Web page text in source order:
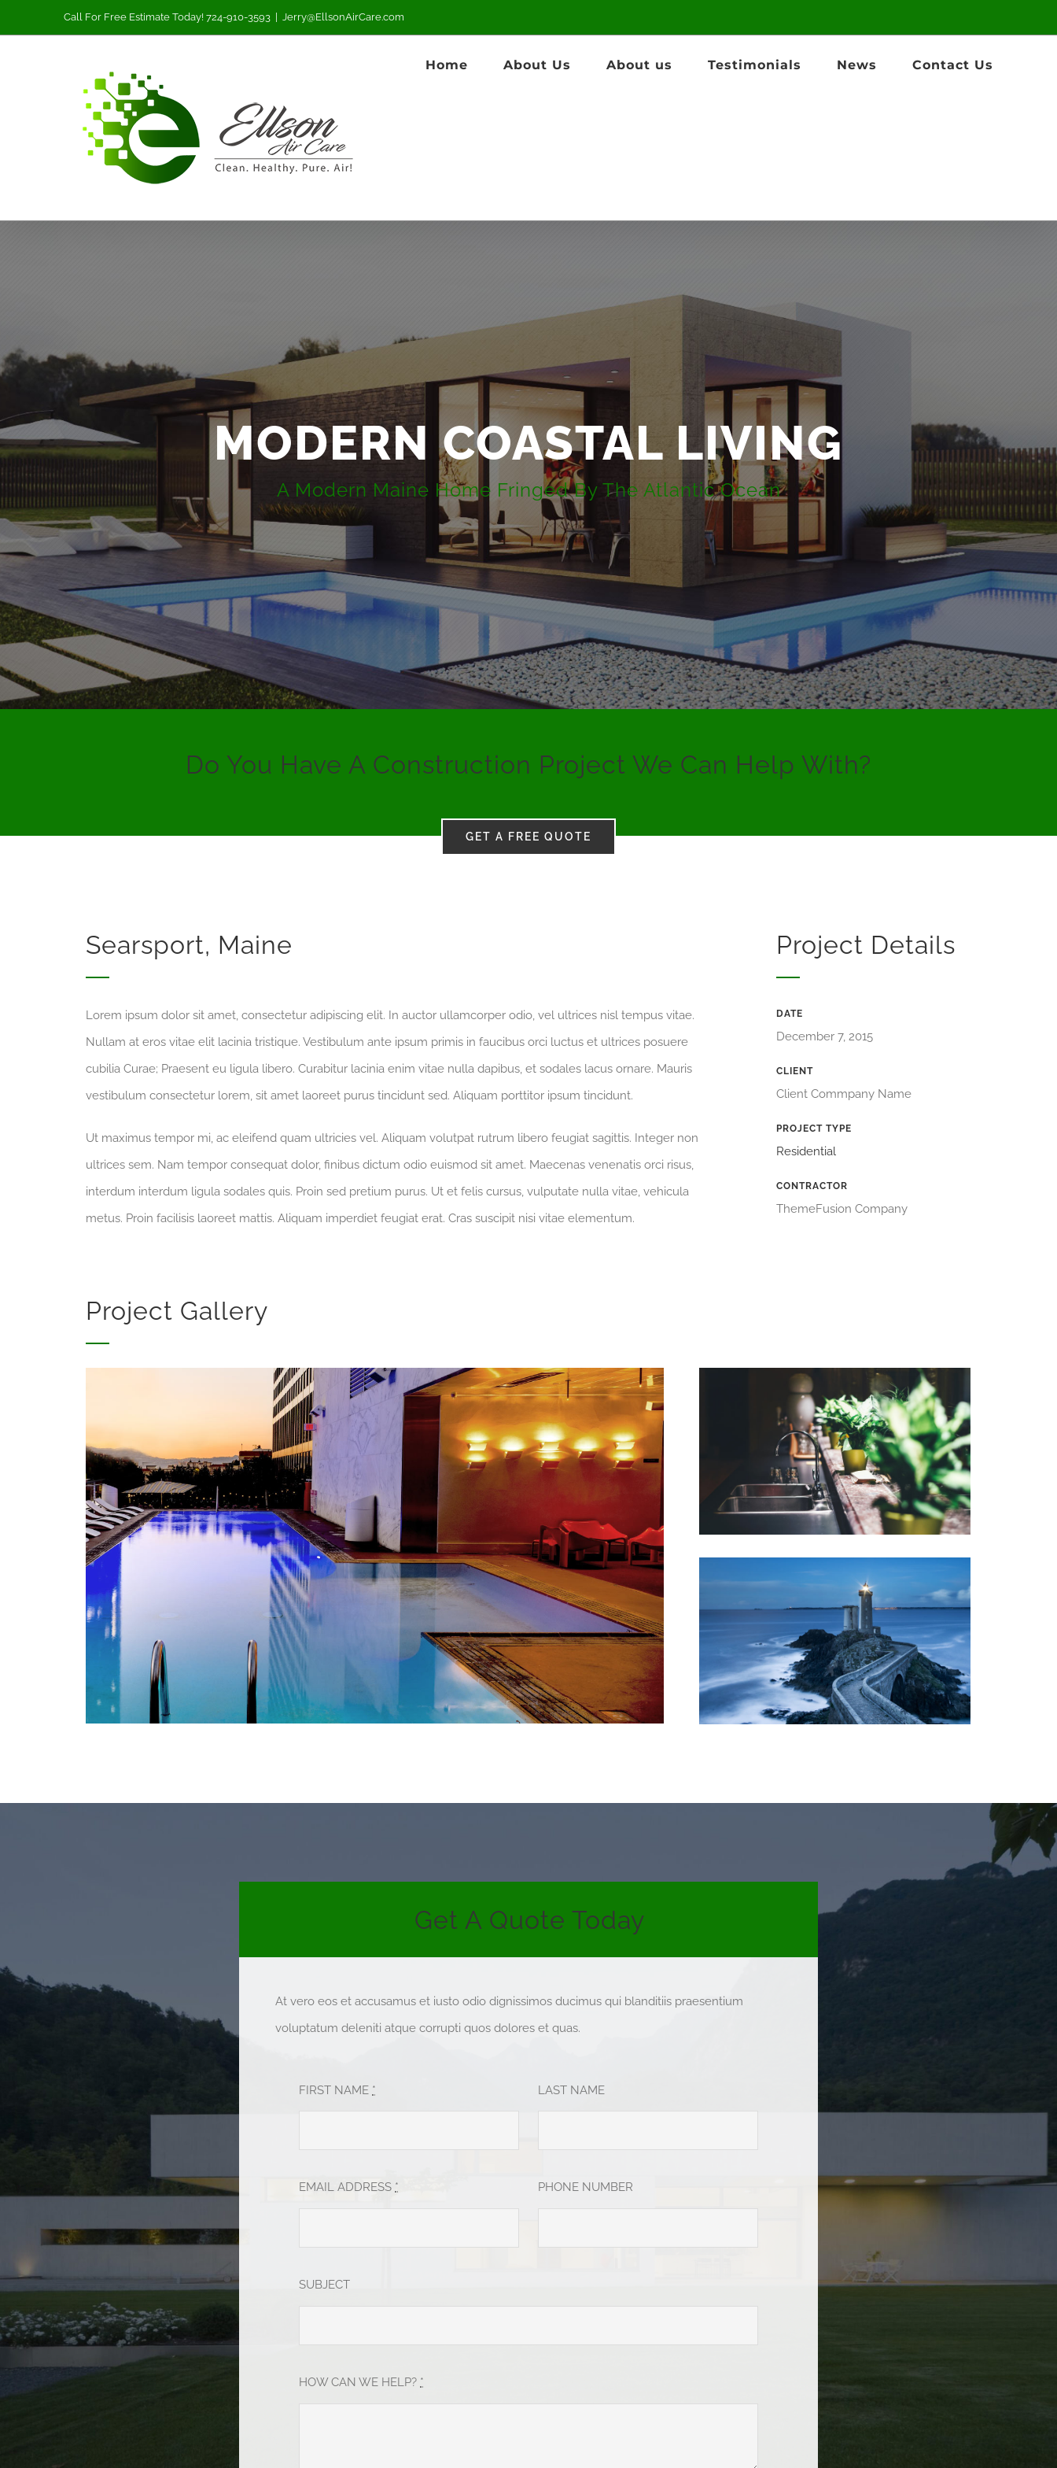
to
Call For Free Estimate Today! 724-910-3593 Jerry@EllsonAirCare.com
Home About Us About us Testimonials News Contact Us
MODERN COASTAL LIVING
A Modern Maine Home Fringed By The Atlantic Ocean
Do You Have A Construction Project We Can Help With?
GET A FREE QUOTE
Searsport, Maine
Lorem ipsum dolor sit amet, consectetur adipiscing elit. In auctor ullamcorper odio, vel ultrices nisl tempus vitae.
Nullam at eros vitae elit lacinia tristique. Vestibulum ante ipsum primis in faucibus orci luctus et ultrices posuere
cubilia Curae; Praesent eu ligula libero. Curabitur lacinia enim vitae nulla dapibus, et sodales lacus ornare. Mauris
vestibulum consectetur lorem, sit amet laoreet purus tincidunt sed. Aliquam porttitor ipsum tincidunt.
Ut maximus tempor mi, ac eleifend quam ultricies vel. Aliquam volutpat rutrum libero feugiat sagittis. Integer non
ultrices sem. Nam tempor consequat dolor, finibus dictum odio euismod sit amet. Maecenas venenatis orci risus,
interdum interdum ligula sodales quis. Proin sed pretium purus. Ut et felis cursus, vulputate nulla vitae, vehicula
metus. Proin facilisis laoreet mattis. Aliquam imperdiet feugiat erat. Cras suscipit nisi vitae elementum.
Project Details
DATE
December 7, 2015
CLIENT
Client Commpany Name
PROJECT TYPE
Residential
CONTRACTOR
ThemeFusion Company
Project Gallery
Get A Quote Today
At vero eos et accusamus et iusto odio dignissimos ducimus qui blanditiis praesentium
voluptatum deleniti atque corrupti quos dolores et quas.
FIRST NAME *
EMAIL ADDRESS *
LAST NAME
PHONE NUMBER
SUBJECT
HOW CAN WE HELP? *